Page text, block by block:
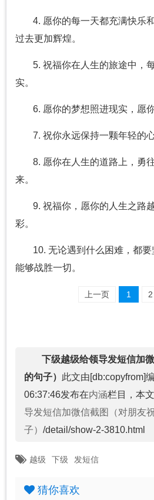
4. 愿你的每一天都充满快乐
过去更加辉煌。
5. 祝福你在人生的旅途中，
实。
6. 愿你的梦想照进现实，愿
7. 祝你永远保持一颗年轻的
8. 愿你在人生的道路上，勇
来。
9. 祝福你，愿你的人生之路
彩。
10. 无论遇到什么困难，都
能够战胜一切。
上一页 1 2
下级越级给领导发短信加
的句子） 此文由[db:copyfrom]
06:37:46发布在内涵栏目，本
导发短信加微信截图（对朋友
子） /detail/show-2-3810.html
越级 下级 发短信
猜你喜欢